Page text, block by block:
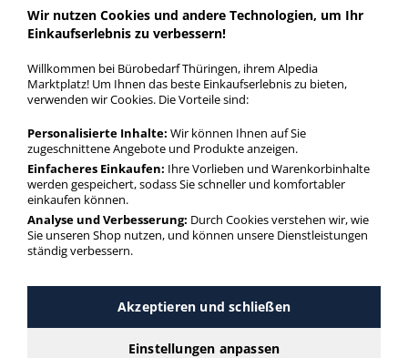
Wir nutzen Cookies und andere Technologien, um Ihr
Einkaufserlebnis zu verbessern!
Willkommen bei Bürobedarf Thüringen, ihrem Alpedia
Marktplatz! Um Ihnen das beste Einkaufserlebnis zu bieten,
verwenden wir Cookies. Die Vorteile sind:
Personalisierte Inhalte: Wir können Ihnen auf Sie
zugeschnittene Angebote und Produkte anzeigen.
Einfacheres Einkaufen: Ihre Vorlieben und Warenkorbinhalte
werden gespeichert, sodass Sie schneller und komfortabler
einkaufen können.
Analyse und Verbesserung: Durch Cookies verstehen wir, wie
Sie unseren Shop nutzen, und können unsere Dienstleistungen
ständig verbessern.
Akzeptieren und schließen
Einstellungen anpassen